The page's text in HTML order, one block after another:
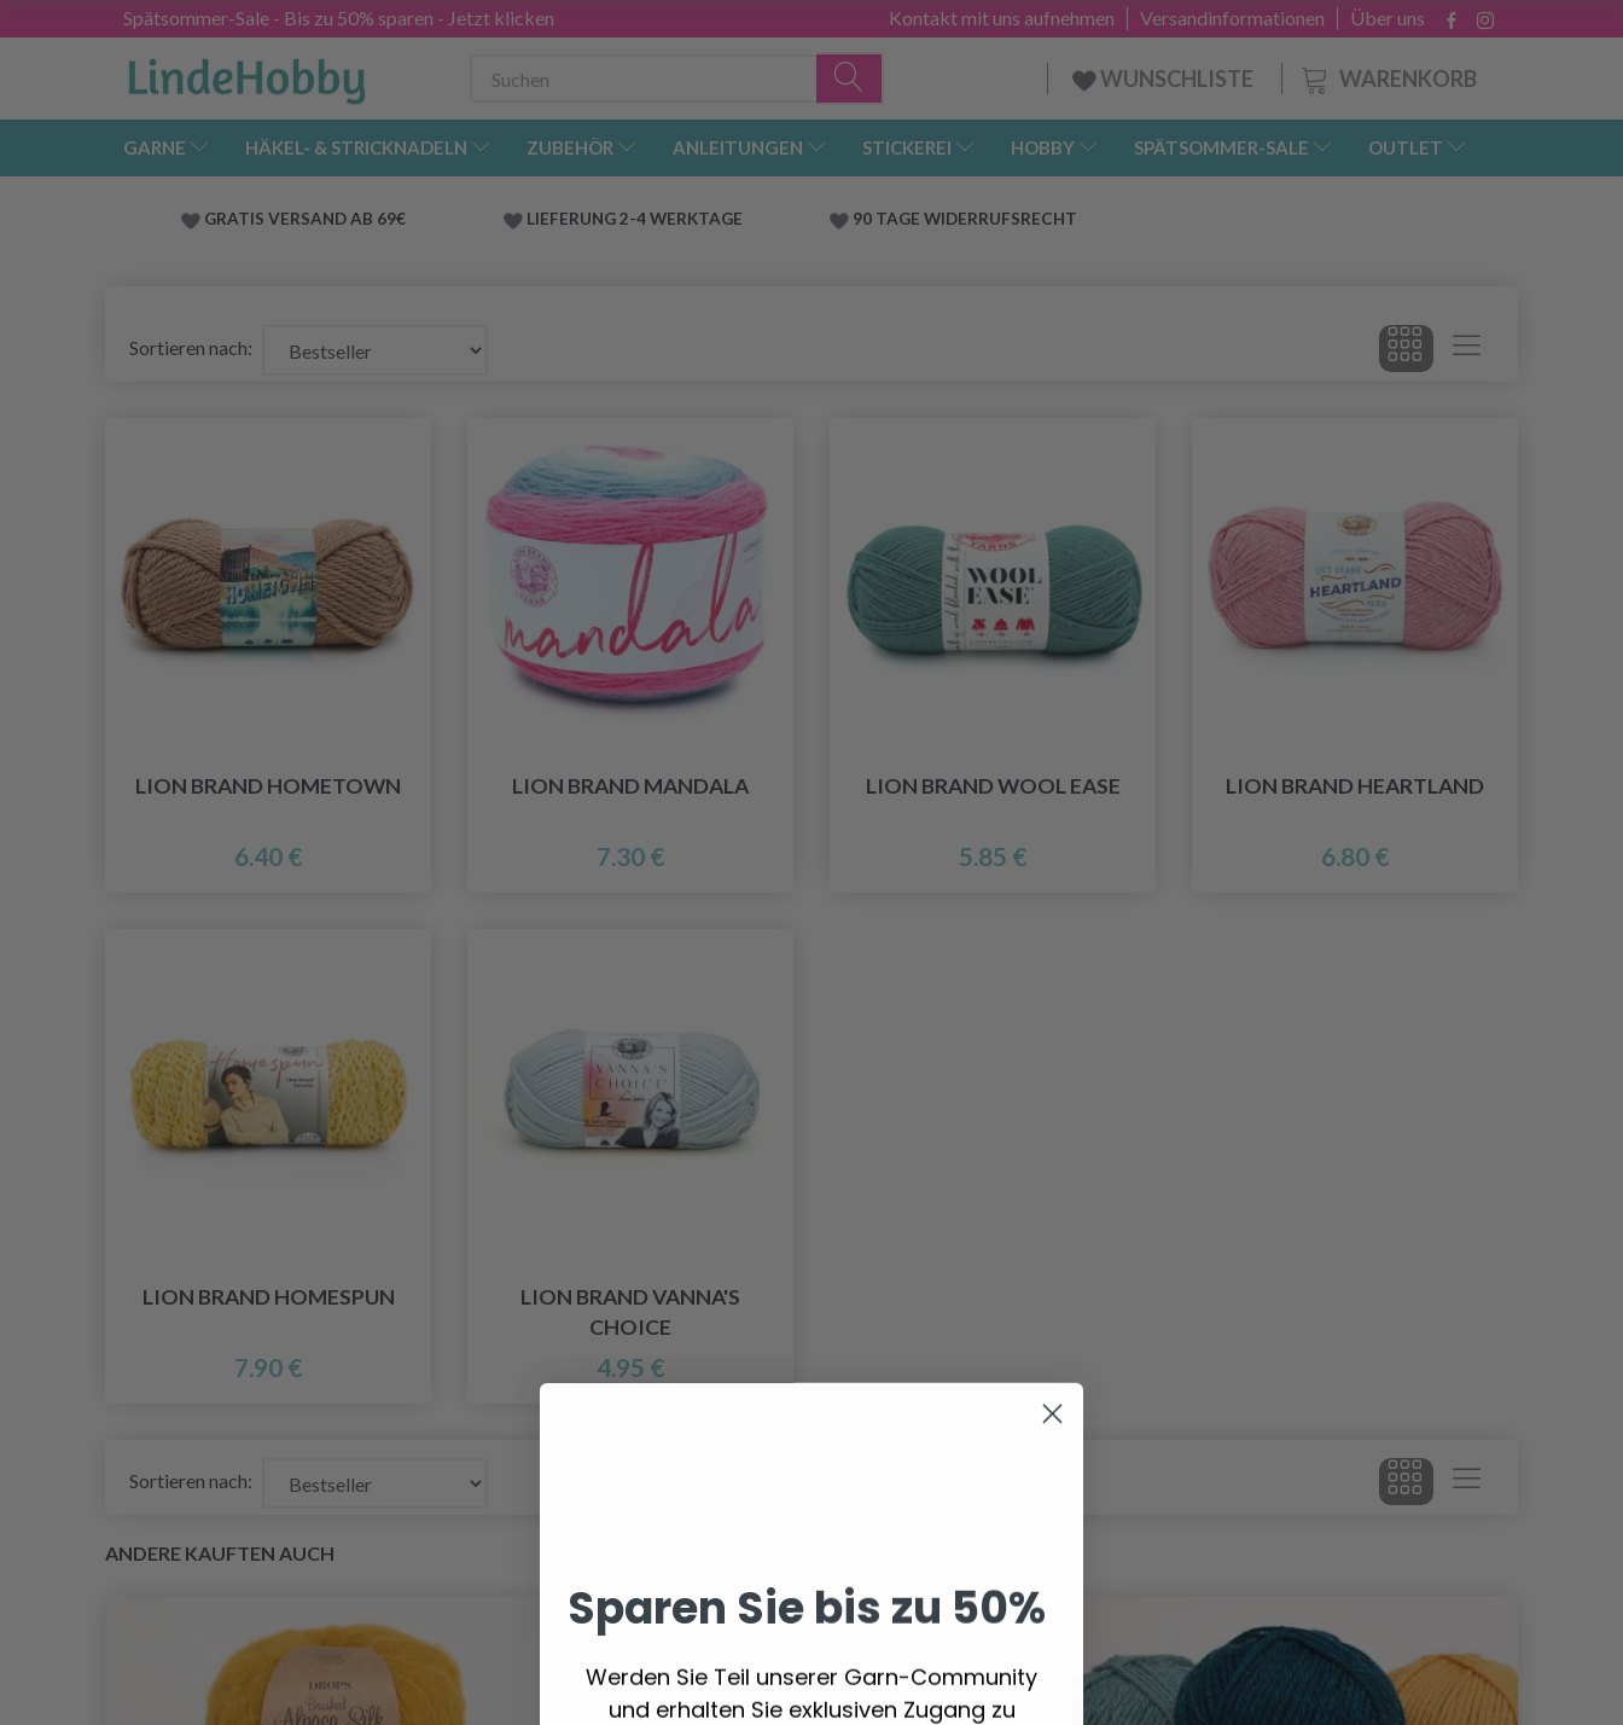
Spätsommer-Sale - Bis zu 50% sparen - Jetzt klicken Über uns
Versandinformationen
Kontakt mit uns aufnehmen
WARENKORB
WUNSCHLISTE
GARNE HÄKEL- & STRICKNADELN ZUBEHÖR ANLEITUNGEN STICKEREI HOBBY SPÄTSOMMER-SALE OUTLET
GRATIS VERSAND AB 69€ LIEFERUNG 2-4 WERKTAGE 90 TAGE WIDERRUFSRECHT
Sortieren nach:
LION BRAND HOMETOWN
6.40 €
LION BRAND MANDALA
7.30 €
LION BRAND WOOL EASE
5.85 €
LION BRAND HEARTLAND
6.80 €
LION BRAND HOMESPUN
7.90 €
LION BRAND VANNA'S
CHOICE
4.95 €
Sortieren nach:
ANDERE KAUFTEN AUCH
Sparen Sie bis zu 50%
Werden Sie Teil unserer Garn-Community
und erhalten Sie exklusiven Zugang zu